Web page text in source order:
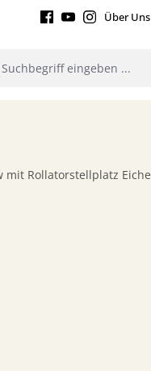
Über Uns
mit Rollatorstellplatz Eiche